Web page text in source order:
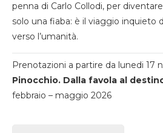
penna di Carlo Collodi, per
solo una fiaba: è il viaggio inquieto
verso l’umanità.
Prenotazioni a partire da lunedi 17
Pinocchio. Dalla favola al
febbraio – maggio 2026